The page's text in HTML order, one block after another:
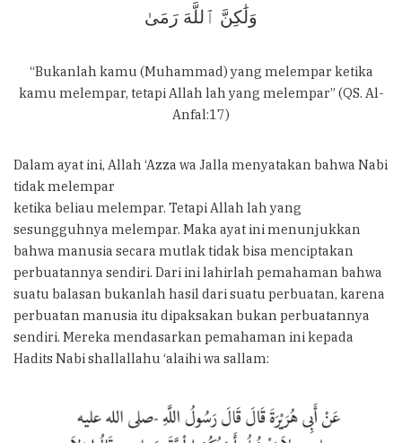
وَلَٰكِنَّ ٱللَّهَ رَمَىٰ
“Bukanlah kamu (Muhammad) yang melempar ketika
kamu melempar, tetapi Allah lah yang melempar” (QS. Al-
Anfal:17)
Dalam ayat ini, Allah ‘Azza wa Jalla menyatakan bahwa Nabi
tidak melempar
ketika beliau melempar. Tetapi Allah lah yang
sesungguhnya melempar. Maka ayat ini menunjukkan
bahwa manusia secara mutlak tidak bisa menciptakan
perbuatannya sendiri. Dari ini lahirlah pemahaman bahwa
suatu balasan bukanlah hasil dari suatu perbuatan, karena
perbuatan manusia itu dipaksakan bukan perbuatannya
sendiri. Mereka mendasarkan pemahaman ini kepada
Hadits Nabi shallallahu ‘alaihi wa sallam: